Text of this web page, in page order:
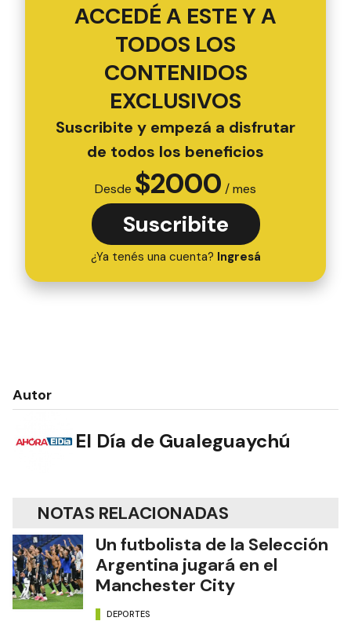
ACCEDÉ A ESTE Y A
TODOS LOS
CONTENIDOS
EXCLUSIVOS
Suscribite y empezá a disfrutar
de todos los beneficios
Desde $2000 / mes
Suscribite
¿Ya tenés una cuenta? Ingresá
Autor
El Día de Gualeguaychú
NOTAS RELACIONADAS
Un futbolista de la Selección
Argentina jugará en el
Manchester City
DEPORTES